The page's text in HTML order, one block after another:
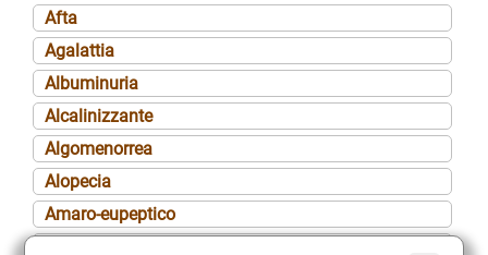
Afta
Agalattia
Albuminuria
Alcalinizzante
Algomenorrea
Alopecia
Amaro-eupeptico